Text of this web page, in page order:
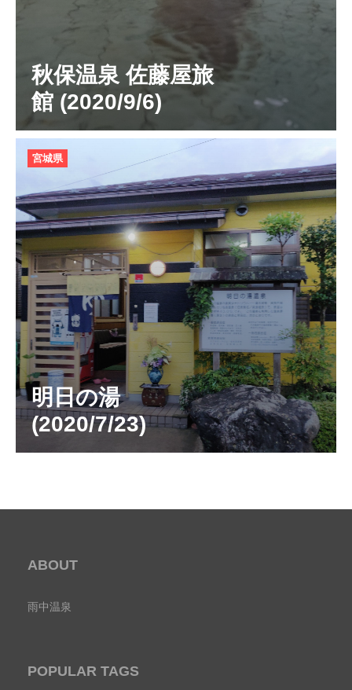
秋保温泉 佐藤屋旅
館 (2020/9/6)
明日の湯
(2020/7/23)
宮城県
ABOUT
雨中温泉
POPULAR TAGS